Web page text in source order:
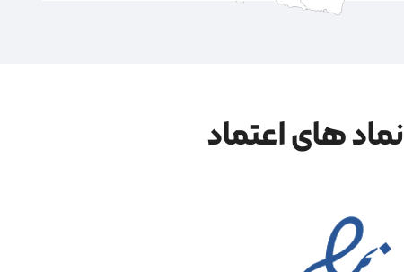
نماد های اعتماد